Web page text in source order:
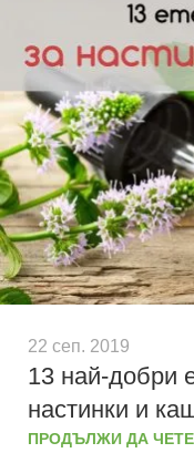
22 сеп. 2019
13 най-добри
настинки и
ПРОДЪЛЖИ ДА